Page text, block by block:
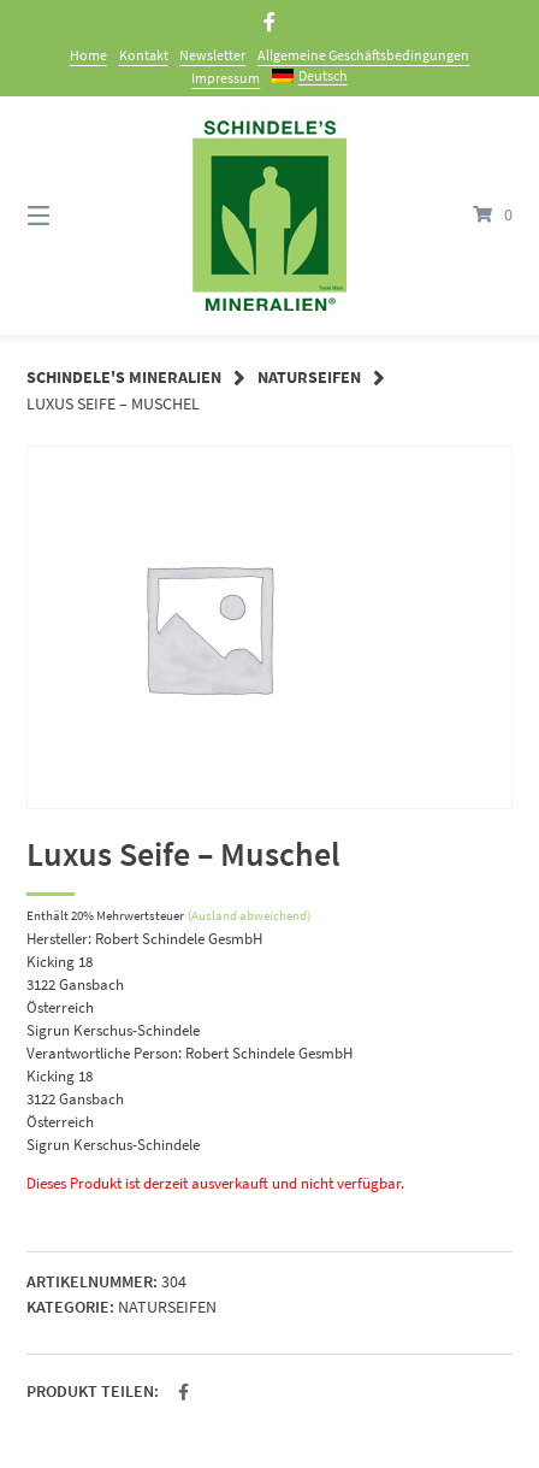
Home Kontakt Newsletter
Allgemeine Geschäftsbedingungen
Impressum
Deutsch
0
SCHINDELE'S MINERALIEN
NATURSEIFEN
LUXUS SEIFE – MUSCHEL
Luxus Seife – Muschel
Enthält 20% Mehrwertsteuer (Ausland abweichend)
Hersteller: Robert Schindele GesmbH
Kicking 18
3122 Gansbach
Österreich
Sigrun Kerschus-Schindele
Verantwortliche Person: Robert Schindele GesmbH
Kicking 18
3122 Gansbach
Österreich
Sigrun Kerschus-Schindele
Dieses Produkt ist derzeit ausverkauft und nicht verfügbar.
ARTIKELNUMMER: 304
KATEGORIE: NATURSEIFEN
PRODUKT TEILEN: